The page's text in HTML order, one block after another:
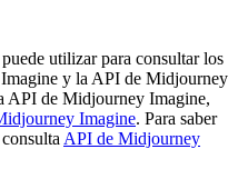
utilizar para consultar los
y la API de Midjourney
API de Midjourney Imagine,
Imagine. Para saber
API de Midjourney